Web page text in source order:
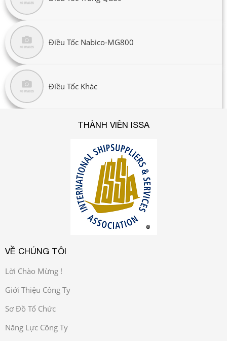
Điều Tốc Nabico-MG800
Điều Tốc Khác
THÀNH VIÊN ISSA
VỀ CHÚNG TÔI
Lời Chào Mừng !
Giới Thiệu Công Ty
Sơ Đồ Tổ Chức
Năng Lực Công Ty